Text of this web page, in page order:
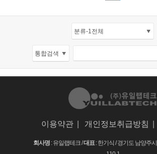
이용약관 개인정보취급방침
회사명 : 유일랩테크 /대표: 한기식 /경기도 남양주